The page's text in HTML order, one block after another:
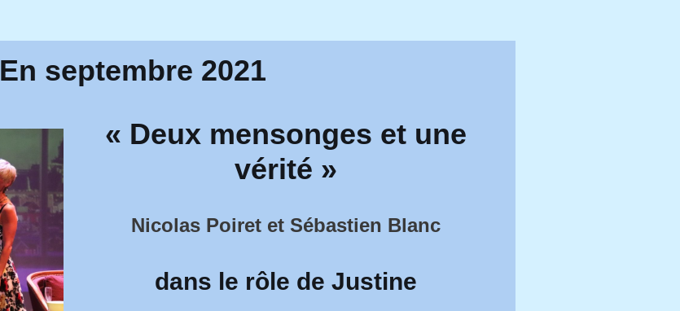
En septembre 2021
« Deux mensonges et une
vérité »
Nicolas Poiret et Sébastien Blanc
dans le rôle de Justine